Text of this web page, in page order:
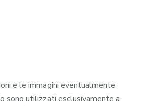
e le immagini eventualmente
sono utilizzati esclusivamente a